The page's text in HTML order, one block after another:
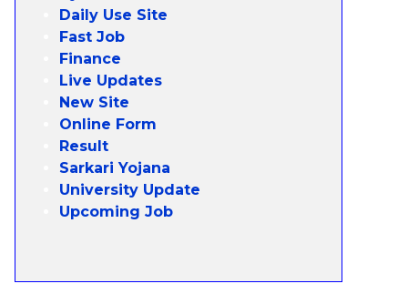
Daily Use Site
Fast Job
Finance
Live Updates
New Site
Online Form
Result
Sarkari Yojana
University Update
Upcoming Job